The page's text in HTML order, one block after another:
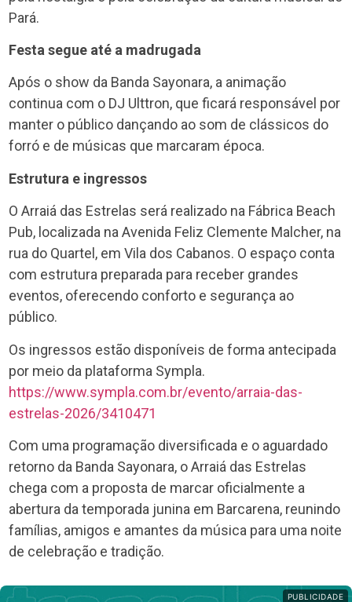
Pará.
Festa segue até a madrugada
Após o show da Banda Sayonara, a animação
continua com o DJ Ulttron, que ficará responsável por
manter o público dançando ao som de clássicos do
forró e de músicas que marcaram época.
Estrutura e ingressos
O Arraiá das Estrelas será realizado na Fábrica Beach
Pub, localizada na Avenida Feliz Clemente Malcher, na
rua do Quartel, em Vila dos Cabanos. O espaço conta
com estrutura preparada para receber grandes
eventos, oferecendo conforto e segurança ao
público.
Os ingressos estão disponíveis de forma antecipada
por meio da plataforma Sympla.
https://www.sympla.com.br/evento/arraia-das-
estrelas-2026/3410471
Com uma programação diversificada e o aguardado
retorno da Banda Sayonara, o Arraiá das Estrelas
chega com a proposta de marcar oficialmente a
abertura da temporada junina em Barcarena, reunindo
famílias, amigos e amantes da música para uma noite
de celebração e tradição.
PUBLICIDADE